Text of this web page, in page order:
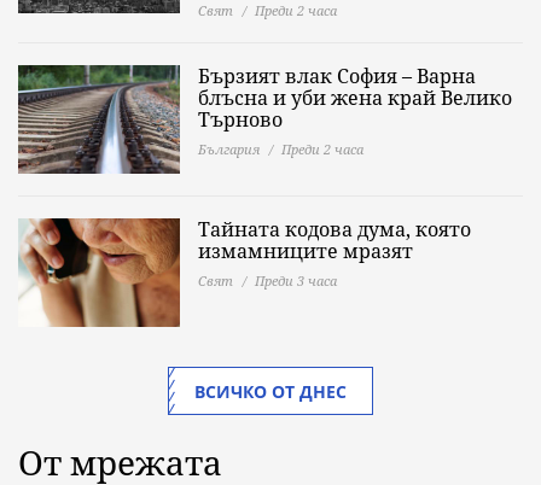
Свят Преди 2 часа
Бързият влак София – Варна
блъсна и уби жена край Велико
Търново
България Преди 2 часа
Тайната кодова дума, която
измамниците мразят
Свят Преди 3 часа
ВСИЧКО ОТ ДНЕС
От мрежата